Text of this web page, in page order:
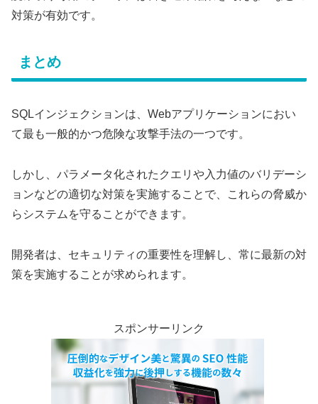
対策が有効です。
まとめ
SQLインジェクションは、Webアプリケーションにおい
て最も一般的かつ危険な攻撃手法の一つです。
しかし、パラメータ化されたクエリや入力値のバリデーシ
ョンなどの適切な対策を実施することで、これらの脅威か
らシステムを守ることができます。
開発者は、セキュリティの重要性を理解し、常に最新の対
策を実施することが求められます。
スポンサーリンク